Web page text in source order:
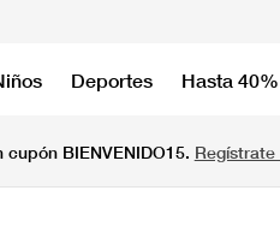
Deportes Hasta
cupón BIENVENIDO15. Regístrate